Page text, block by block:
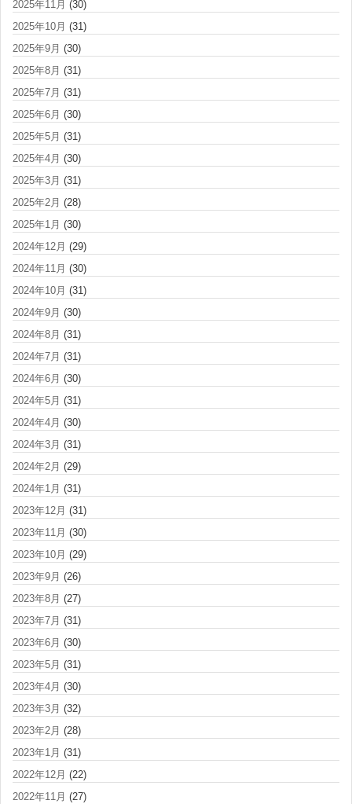
2025年11月 (30)
2025年10月 (31)
2025年9月 (30)
2025年8月 (31)
2025年7月 (31)
2025年6月 (30)
2025年5月 (31)
2025年4月 (30)
2025年3月 (31)
2025年2月 (28)
2025年1月 (30)
2024年12月 (29)
2024年11月 (30)
2024年10月 (31)
2024年9月 (30)
2024年8月 (31)
2024年7月 (31)
2024年6月 (30)
2024年5月 (31)
2024年4月 (30)
2024年3月 (31)
2024年2月 (29)
2024年1月 (31)
2023年12月 (31)
2023年11月 (30)
2023年10月 (29)
2023年9月 (26)
2023年8月 (27)
2023年7月 (31)
2023年6月 (30)
2023年5月 (31)
2023年4月 (30)
2023年3月 (32)
2023年2月 (28)
2023年1月 (31)
2022年12月 (22)
2022年11月 (27)